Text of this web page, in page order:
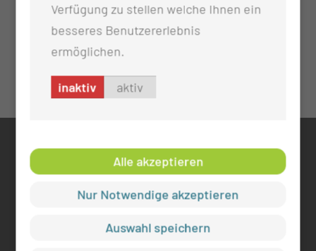
KONTAKT
0355 46 -0
info@mul-ct.de
Verfügung zu stellen welche Ihnen ein
besseres Benutzererlebnis
ermöglichen.
inaktiv aktiv
Alle akzeptieren
Nur Notwendige akzeptieren
Auswahl speichern